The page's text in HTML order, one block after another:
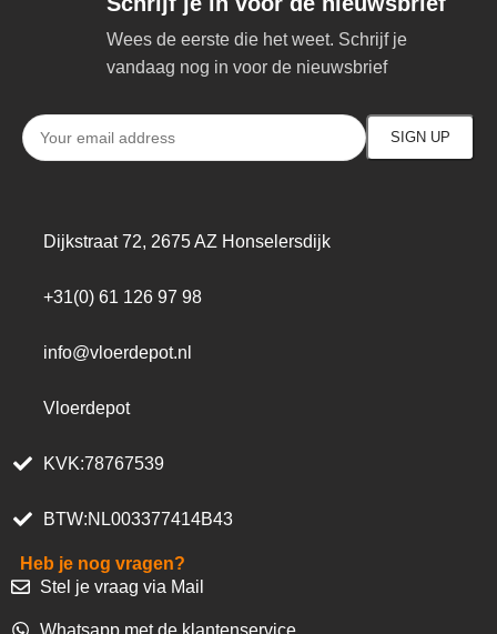
Wees de eerste die het weet. Schrijf je
vandaag nog in voor de nieuwsbrief
Dijkstraat 72, 2675 AZ Honselersdijk
+31(0) 61 126 97 98
info@vloerdepot.nl
Vloerdepot
KVK:78767539
BTW:NL003377414B43
Heb je nog vragen?
Stel je vraag via Mail
Whatsapp met de klantenservice